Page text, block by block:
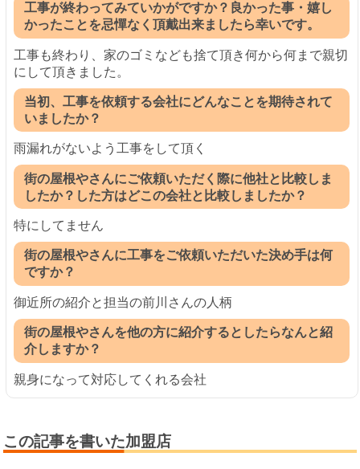
工事が終わってみていかがですか？良かった事・嬉し
かったことを忌憚なく頂戴出来ましたら幸いです。
工事も終わり、家のゴミなども捨て頂き何から何まで親切
にして頂きました。
当初、工事を依頼する会社にどんなことを期待されて
いましたか？
雨漏れがないよう工事をして頂く
街の屋根やさんにご依頼いただく際に他社と比較しま
したか？した方はどこの会社と比較しましたか？
特にしてません
街の屋根やさんに工事をご依頼いただいた決め手は何
ですか？
御近所の紹介と担当の前川さんの人柄
街の屋根やさんを他の方に紹介するとしたらなんと紹
介しますか？
親身になって対応してくれる会社
この記事を書いた加盟店